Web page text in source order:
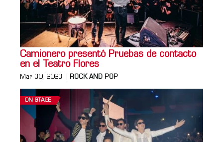
Camionero presentó Pruebas de contacto
en el Teatro Flores
Mar 30, 2023 ROCK AND POP
ON STAGE